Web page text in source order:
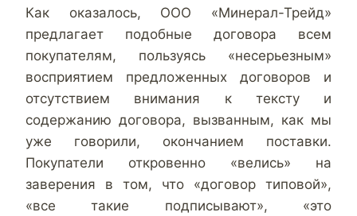
Как оказалось, ООО «Минерал-Трейд»
предлагает подобные договора всем
покупателям, пользуясь «несерьезным»
восприятием предложенных договоров и
отсутствием внимания к тексту и
содержанию договора, вызванным, как мы
уже говорили, окончанием поставки.
Покупатели откровенно «велись» на
заверения в том, что «договор типовой»,
«все такие подписывают», «это